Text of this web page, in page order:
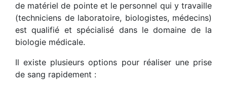
de matériel de pointe et le personnel qui y travaille
(techniciens de laboratoire, biologistes, médecins)
est qualifié et spécialisé dans le domaine de la
biologie médicale.
Il existe plusieurs options pour réaliser une prise
de sang rapidement :